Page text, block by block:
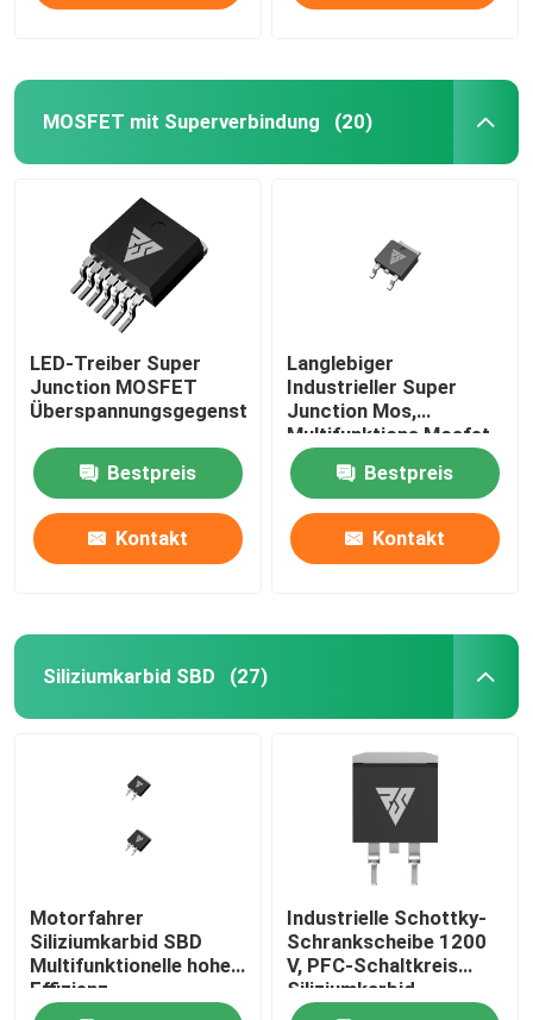
MOSFET mit Superverbindung (20)
LED-Treiber Super
Junction MOSFET
Überspannungsgegenstand
Bestpreis
Kontakt
Langlebiger
Industrieller Super
Junction Mos,
Multifunktions Mosfet
Discrete
Bestpreis
Kontakt
Siliziumkarbid SBD (27)
Motorfahrer
Siliziumkarbid SBD
Multifunktionelle hohe
Effizienz
Industrielle Schottky-
Schrankscheibe 1200
V, PFC-Schaltkreis
Siliziumkarbid-
Rectifier